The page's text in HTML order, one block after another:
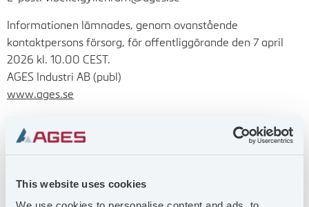
This website uses cookies
Informationen lämnades, genom ovanstående
kontaktpersons försorg, för offentliggörande den 7 april
2026 kl. 10.00 CEST.
AGES Industri AB (publ)
www.ages.se
montering av kvalificerade precisionskomponenter i större
serier. AGES nettoomsättning uppgår till ca 900 MSEK och
AGES B-aktier är noterade på Nasdaq Stockholm First